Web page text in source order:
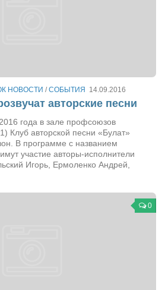
2015
2014
«Я люблю Украину»
детям!» 2014
2013
НОВОСТИ /СОБЫТИЯ 14.09.2016
авторские песни
года в зале профсоюзов
Клуб авторской песни «Булат»
В программе с названием
участие авторы-исполнители
Игорь, Ермоленко Андрей,
0